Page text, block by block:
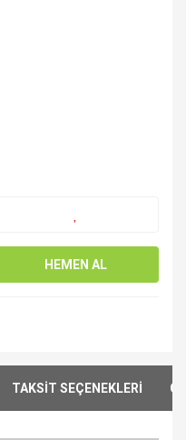
HEMEN AL
TAKSİT SEÇENEKLERİ